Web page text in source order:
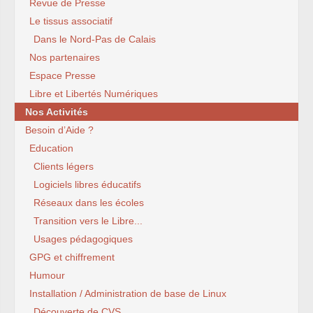
Revue de Presse
Le tissus associatif
Dans le Nord-Pas de Calais
Nos partenaires
Espace Presse
Libre et Libertés Numériques
Nos Activités
Besoin d’Aide ?
Education
Clients légers
Logiciels libres éducatifs
Réseaux dans les écoles
Transition vers le Libre...
Usages pédagogiques
GPG et chiffrement
Humour
Installation / Administration de base de Linux